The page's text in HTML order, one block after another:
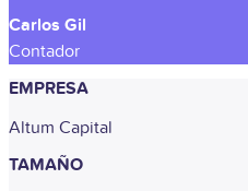
Carlos Gil
Contador
EMPRESA
Altum Capital
TAMAÑO